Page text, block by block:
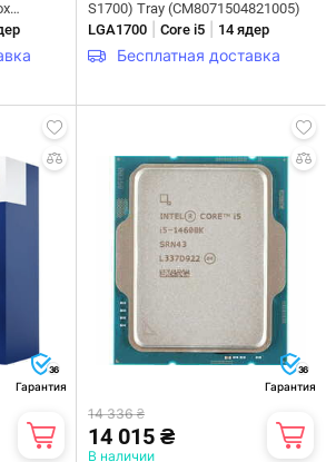
S1700) Tray (CM8071504821005)
LGA1700
Core i5 14 ядер
Бесплатная доставка
36
Гарантия
36
Гарантия
14 336 ₴
14 015 ₴
В наличии